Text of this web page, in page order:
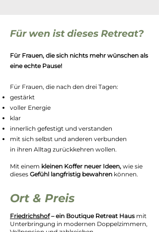
Für wen ist dieses Retreat?
Für Frauen, die sich nichts mehr wünschen als
eine echte Pause!
Für Frauen, die nach den drei Tagen:
gestärkt
voller Energie
klar
innerlich gefestigt und verstanden
mit sich selbst und anderen verbunden
in ihren Alltag zurückkehren wollen.
Mit einem kleinen Koffer neuer Ideen, wie sie
dieses Gefühl langfristig bewahren können.​​
Ort & Preis
Friedrichshof– ein Boutique Retreat Haus mit
Unterbringung in modernen Doppelzimmern,